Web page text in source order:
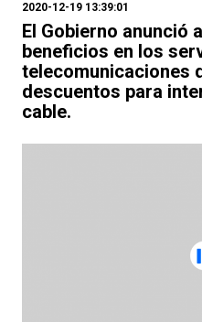
2020-12-19 13:39:01
El Gobierno anunció
beneficios en los
telecomunicaciones
descuentos para
cable.